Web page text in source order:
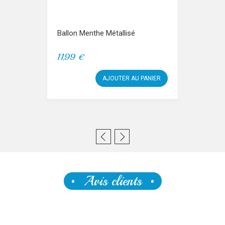
Ballon Menthe Métallisé
11,99 €
AJOUTER AU PANIER
Avis clients